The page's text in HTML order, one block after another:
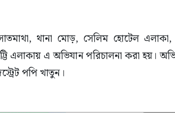
থানা মোড়, সেলিম হোটেল এলাকা,
এলাকায় এ অভিযান পরিচালনা করা হয়।
পপি খাতুন।